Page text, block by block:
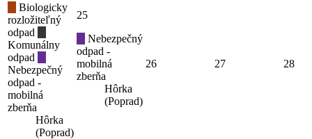
Biologicky
rozložiteľný
odpad
Komunálny
odpad
Nebezpečný
odpad -
mobilná
zberňa
Hôrka
(Poprad)
25
Nebezpečný
odpad -
mobilná
zberňa
Hôrka
(Poprad)
26 27 28